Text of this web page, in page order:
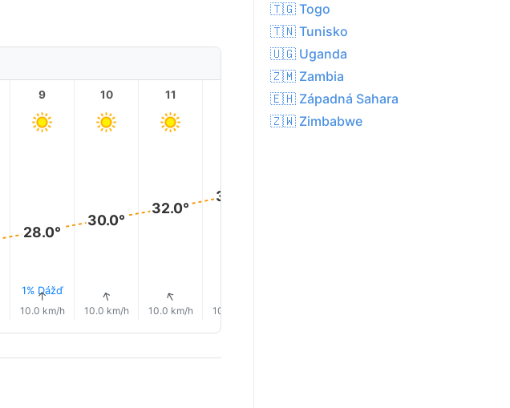
9
28.0°
1% Dážď
↑
10.0 km/h
10
30.0°
↑
10.0 km/h
11
32.0°
↑
10.0 km/h
33.0°
10.0 km/h
13 14
🇹🇬 Togo
🇹🇳 Tunisko
🇺🇬 Uganda
🇿🇲 Zambia
🇪🇭 Západná Sahara
🇿🇼 Zimbabwe